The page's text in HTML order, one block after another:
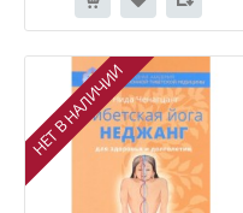
НЕТ В НАЛИЧИИ